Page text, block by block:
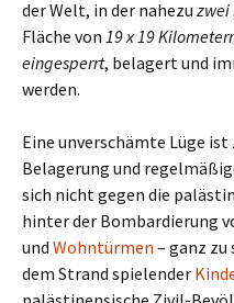
der Welt, in der nahezu zwei
Fläche von 19 x 19
eingesperrt, belagert und
werden.
Eine unverschämte Lüge
Belagerung und
sich nicht gegen die
hinter der Bombardierung
und Wohntürmen – ganz zu
dem Strand spielender